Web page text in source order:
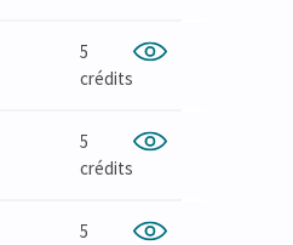
5
crédits
5
crédits
5